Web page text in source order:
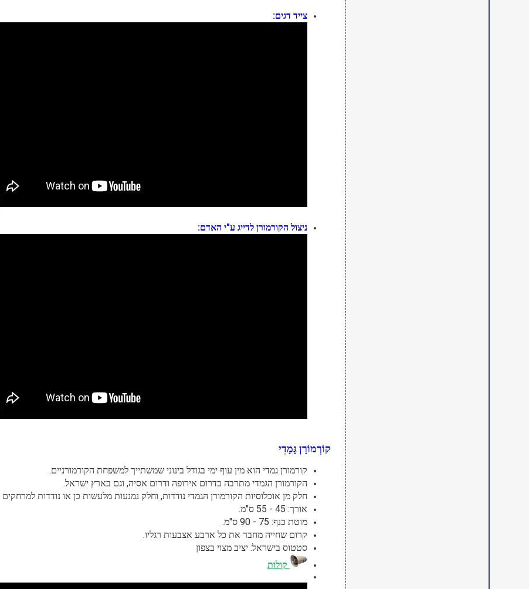
צייד דגים:
ניצול הקורמורן לדייג ע"י האדם:
קוֹרְמוֹרָן גָּמָדִי
קורמורן גמדי הוא מין עוף ימי בגודל בינוני שמשתייך למשפחת הקורמורניים.
הקורמורן הגמדי מתרבה בדרום אירופה ודרום אסיה, וגם בארץ ישראל.
חלק מן אוכלוסיות הקורמורן הגמדי נודדות, וחלק נמנעות מלעשות כן או נודדות
אורך: 45 - 55 ס"מ.
מוטת כנף: 75 - 90 ס"מ.
קרום שחייה מחבר את כל ארבע אצבעות רגליו.
סטטוס בישראל: יציב מצוי בצפון
קולות